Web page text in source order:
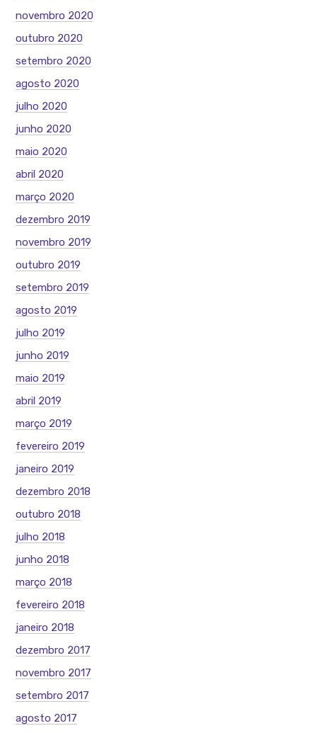
novembro 2020
outubro 2020
setembro 2020
agosto 2020
julho 2020
junho 2020
maio 2020
abril 2020
março 2020
dezembro 2019
novembro 2019
outubro 2019
setembro 2019
agosto 2019
julho 2019
junho 2019
maio 2019
abril 2019
março 2019
fevereiro 2019
janeiro 2019
dezembro 2018
outubro 2018
julho 2018
junho 2018
março 2018
fevereiro 2018
janeiro 2018
dezembro 2017
novembro 2017
setembro 2017
agosto 2017